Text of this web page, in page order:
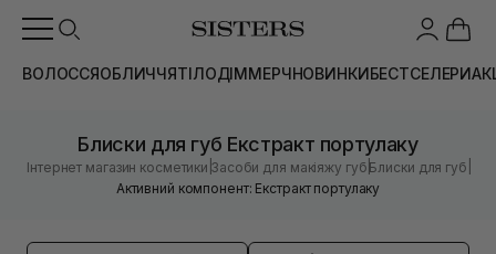
ВОЛОССЯОБЛИЧЧЯТІЛОДІММЕРЧНОВИНКИБЕСТСЕЛЕРИ
Блиски для губ Екстракт портулаку
Інтернет магазин косметики |Засоби для макіяжу губ |Блиски для губ
Активний компонент: Екстракт портулаку